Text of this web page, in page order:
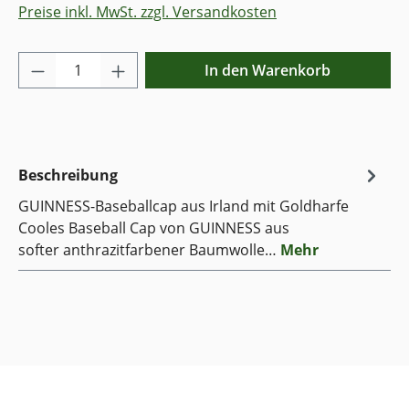
Preise inkl. MwSt. zzgl. Versandkosten
Produkt Anzahl: Gib den gewünschten
In den Warenkorb
Beschreibung
GUINNESS-Baseballcap aus Irland mit Goldharfe
Cooles Baseball Cap von GUINNESS aus
softer anthrazitfarbener Baumwolle… Mehr